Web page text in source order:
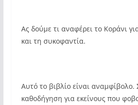
Ας δούμε τι αναφέρει το Κοράνι
και τη συκοφαντία.
Αυτό το βιβλίο είναι
καθοδήγηση για εκείνους που